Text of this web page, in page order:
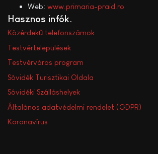
Web: www.primaria-praid.ro
Hasznos infók
Közérdekű telefonszámok
Testvértelepülések
Testvérváros program
Sóvidék Turisztikai Oldala
Sóvidéki Szálláshelyek
Általános adatvédelmi rendelet (GDPR)
Koronavírus